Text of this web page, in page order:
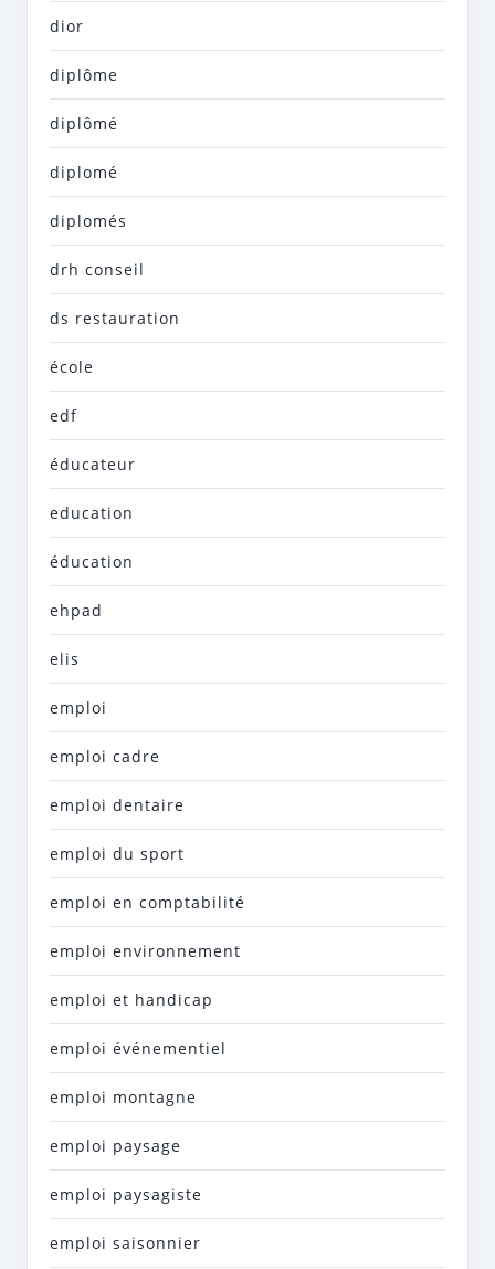
dior
diplôme
diplômé
diplomé
diplomés
drh conseil
ds restauration
école
edf
éducateur
education
éducation
ehpad
elis
emploi
emploi cadre
emploi dentaire
emploi du sport
emploi en comptabilité
emploi environnement
emploi et handicap
emploi événementiel
emploi montagne
emploi paysage
emploi paysagiste
emploi saisonnier